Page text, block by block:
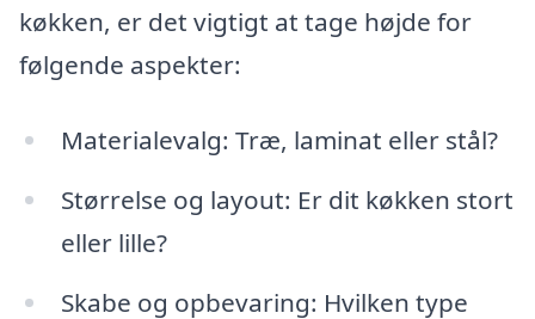
køkken, er det vigtigt at tage højde for
følgende aspekter:
Materialevalg: Træ, laminat eller stål?
Størrelse og layout: Er dit køkken stort
eller lille?
Skabe og opbevaring: Hvilken type